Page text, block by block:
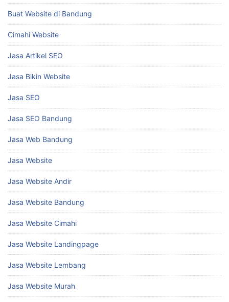
Buat Website di Bandung
Cimahi Website
Jasa Artikel SEO
Jasa Bikin Website
Jasa SEO
Jasa SEO Bandung
Jasa Web Bandung
Jasa Website
Jasa Website Andir
Jasa Website Bandung
Jasa Website Cimahi
Jasa Website Landingpage
Jasa Website Lembang
Jasa Website Murah